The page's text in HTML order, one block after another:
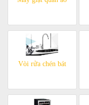
Vòi rửa chén bát